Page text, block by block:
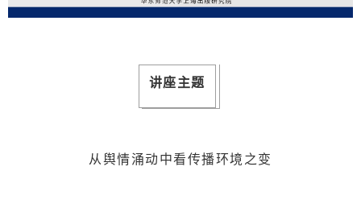
讲座主题
从舆情涌动中看传播环境之变